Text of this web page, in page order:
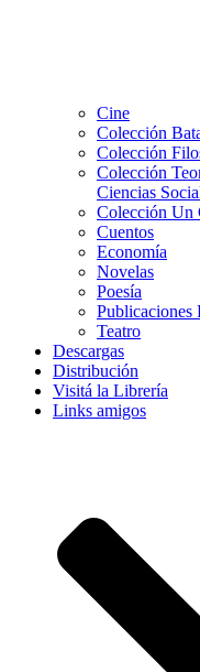
Cine
Colección
Colección
Colección
Ciencias
Colección Un
Cuentos
Economía
Novelas
Poesía
Publicaciones
Teatro
Descargas
Distribución
Visitá la Librería
Links amigos